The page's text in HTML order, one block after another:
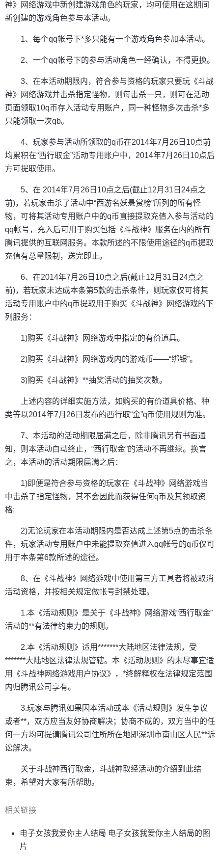
神》网络游戏中新创建游戏角色的玩家，均可使用在这期间
新创建的游戏角色参与本活动。
1、每个qq帐号下*多只能有一个游戏角色参加本活动。
2、一个qq帐号下的参与活动角色一经确认，不得更换。
3、在本活动期限内，符合参与资格的玩家只要玩《斗战
神》网络游戏并击杀指定怪物，则每击杀一只，则可在活动
页面领取10q币存入活动专用账户，同一种怪物多次击杀*多
只能领取一次qb。
4、玩家参与活动所领取的q币在2014年7月26日10点前
均累积在“西行取金”活动专用账户中，2014年7月26日10点后
方可提取使用。
5、在 2014年7月26日10点之后(截止12月31日24点之
前)，若玩家击杀了活动中“西游名妖悬赏榜”所列的所有怪
物，可将其活动专用账户中的q币直接提取充值入参与活动的
qq帐号，充入后可用于购买包括《斗战神》服务在内的所有
腾讯提供的互联网服务。本款所述的不限使用途径的q币提取
充值有总量限制，送完即止。
6、在2014年7月26日10点之后(截止12月31日24点之
前)，若玩家未达成本条第5款的击杀条件，则玩家仅可将其
活动专用账户中的q币提取用于购买《斗战神》网络游戏的下
列服务：
1)购买《斗战神》网络游戏中指定的有价道具。
2)购买《斗战神》网络游戏内的游戏币——“绑银”。
3)购买《斗战神》**抽奖活动的抽奖次数。
上述内容的详细实施方法，如购买的有价道具价格、种
类等以2014年7月26日发布的西行取“金”q币使用规则为准。
7、本活动的活动期限届满之后，除非腾讯另有书面通
知，则本活动自动终止，“西行取金”的活动不再继续。换言
之，本活动的活动期限届满之后：
1)即便是符合参与资格的玩家在《斗战神》网络游戏当
中击杀了指定怪物，其不会因此而获得任何q币及其领取资
格;
2)无论玩家在本活动期限内是否达成上述第5点的击杀条
件，玩家活动专用账户中未能提取充值进入qq帐号的q币仅可
用于本条第6款所述的途径。
8、在《斗战神》网络游戏中使用第三方工具者将被取消
活动资格，并按相关规定做帐号封禁处理。
1.本《活动规则》是关于《斗战神》网络游戏“西行取金”
活动的**有法律约束力的规则。
2.本《活动规则》适用*******大陆地区法律法规，受
*******大陆地区法律法规管辖。本《活动规则》的未尽事宜适
用《斗战神网络游戏用户协议》，*终解释权在法律规定范围
内归腾讯公司享有。
3.玩家与腾讯如果因本活动或本《活动规则》发生争议
或者**，双方应当友好协商解决；协商不成的，双方当中的任
何一方均可提请腾讯公司住所所在地即深圳市南山区人民**诉
讼解决。
关于斗战神西行取金，斗战神取经活动的介绍到此结
束，希望对大家有所帮助。
相关链接
电子女孩我爱你主人结局 电子女孩我爱你主人结局的图
片